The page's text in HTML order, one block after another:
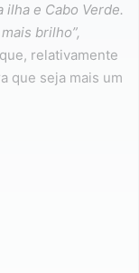
e Cabo Verde.
brilho”,
relativamente
que seja mais um